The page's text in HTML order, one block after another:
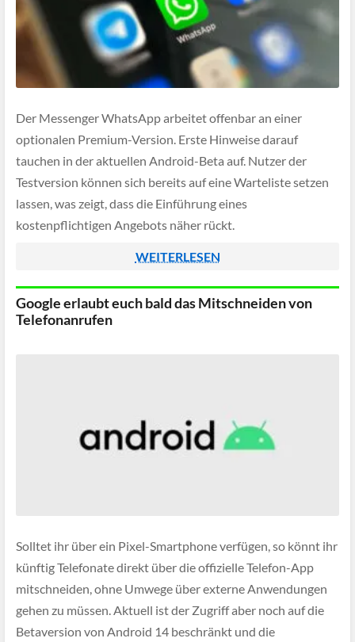
Der Messenger WhatsApp arbeitet offenbar an einer
optionalen Premium-Version. Erste Hinweise darauf
tauchen in der aktuellen Android-Beta auf. Nutzer der
Testversion können sich bereits auf eine Warteliste setzen
lassen, was zeigt, dass die Einführung eines
kostenpflichtigen Angebots näher rückt.
WEITERLESEN
Google erlaubt euch bald das Mitschneiden von
Telefonanrufen
Solltet ihr über ein Pixel-Smartphone verfügen, so könnt ihr
künftig Telefonate direkt über die offizielle Telefon-App
mitschneiden, ohne Umwege über externe Anwendungen
gehen zu müssen. Aktuell ist der Zugriff aber noch auf die
Betaversion von Android 14 beschränkt und die